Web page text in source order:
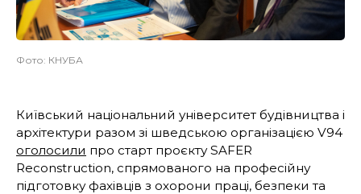
Фото: КНУБА
Київський національний університет будівництва і
архітектури разом зі шведською організацією V94
оголосили про старт проєкту SAFER
Reconstruction, спрямованого на професійну
підготовку фахівців з охорони праці, безпеки та